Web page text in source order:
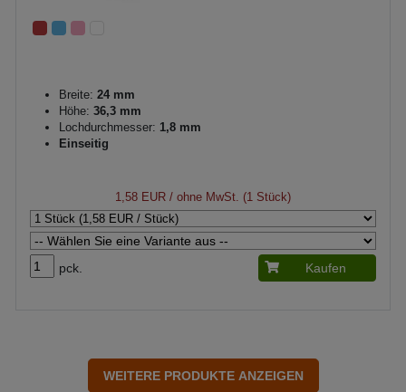
Breite: 24 mm
Höhe: 36,3 mm
Lochdurchmesser: 1,8 mm
Einseitig
1,58 EUR / ohne MwSt. (1 Stück)
pck. Kaufen